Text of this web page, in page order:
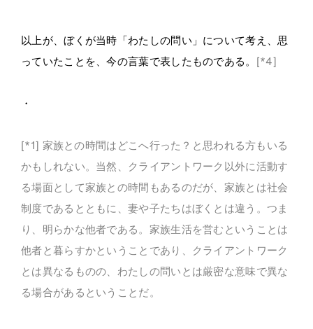
以上が、ぼくが当時「わたしの問い」について考え、思
っていたことを、今の言葉で表したものである。 [*4]
・
[*1] 家族との時間はどこへ行った？と思われる方もいる
かもしれない。当然、クライアントワーク以外に活動す
る場面として家族との時間もあるのだが、家族とは社会
制度であるとともに、妻や子たちはぼくとは違う。つま
り、明らかな他者である。家族生活を営むということは
他者と暮らすかということであり、クライアントワーク
とは異なるものの、わたしの問いとは厳密な意味で異な
る場合があるということだ。